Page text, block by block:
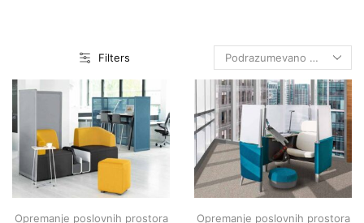
Filters
Opremanje poslovnih prostora
Opremanje poslovnih prostora